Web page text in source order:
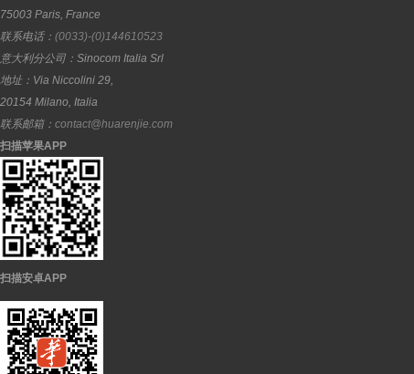
75003 Paris, France
联系电话： (0033)-(0)144610523
意大利分公司： Sinocom Italia Srl
地址： Via Niccolini 29,
20154 Milano, Italia
联系邮箱： contact@huarenjie.com
扫描苹果APP
扫描安卓APP